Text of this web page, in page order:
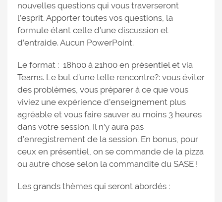
nouvelles questions qui vous traverseront
l’esprit. Apporter toutes vos questions, la
formule étant celle d’une discussion et
d’entraide. Aucun PowerPoint.
Le format : 18h00 à 21h00 en présentiel et via
Teams. Le but d’une telle rencontre?: vous éviter
des problèmes, vous préparer à ce que vous
viviez une expérience d’enseignement plus
agréable et vous faire sauver au moins 3 heures
dans votre session. Il n’y aura pas
d’enregistrement de la session. En bonus, pour
ceux en présentiel, on se commande de la pizza
ou autre chose selon la commandite du SASE !
Les grands thèmes qui seront abordés :